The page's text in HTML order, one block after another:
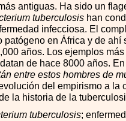
antiguas. Ha sido un
tuberculosis han
infecciosa. El
patógeno en África y de ahí
años. Los ejemplos
de hace 8000 años.
entre estos hombres de
del empirismo a la
la historia de la
tuberculosis;